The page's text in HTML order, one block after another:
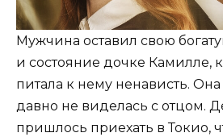
Мужчина оставил свою
и состояние дочке Камилле,
питала к нему ненависть.
давно не виделась с отцом.
пришлось приехать в Токио,